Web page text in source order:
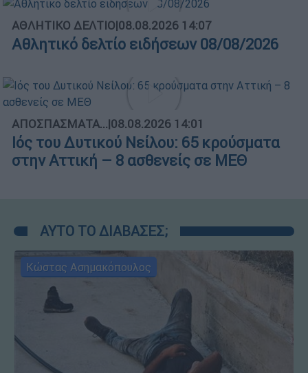
ΑΘΛΗΤΙΚΟ ΔΕΛΤΙΟ|08.08.2026 14:07
Αθλητικό δελτίο ειδήσεων 08/08/2026
ΑΠΟΣΠΑΣΜΑΤΑ...|08.08.2026 14:01
Ιός του Δυτικού Νείλου: 65 κρούσματα
στην Αττική – 8 ασθενείς σε ΜΕΘ
ΑΥΤΟ ΤΟ ΔΙΑΒΑΣΕΣ;
Κώστας Ασημακόπουλος